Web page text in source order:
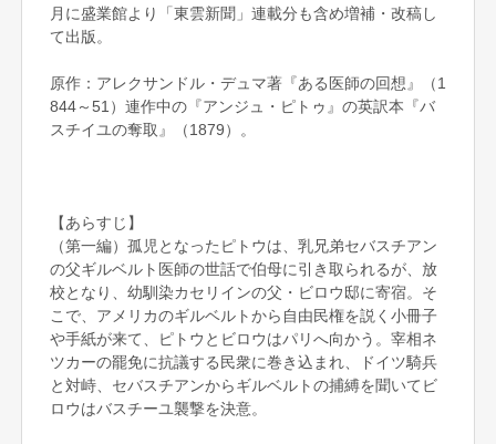
月に盛業館より「東雲新聞」連載分も含め増補・改稿し
て出版。
原作：アレクサンドル・デュマ著『ある医師の回想』（1
844～51）連作中の『アンジュ・ピトゥ』の英訳本『バ
スチイユの奪取』（1879）。
【あらすじ】
（第一編）孤児となったピトウは、乳兄弟セバスチアン
の父ギルベルト医師の世話で伯母に引き取られるが、放
校となり、幼馴染カセリインの父・ビロウ邸に寄宿。そ
こで、アメリカのギルベルトから自由民権を説く小冊子
や手紙が来て、ピトウとビロウはパリへ向かう。宰相ネ
ツカーの罷免に抗議する民衆に巻き込まれ、ドイツ騎兵
と対峙、セバスチアンからギルベルトの捕縛を聞いてビ
ロウはバスチーユ襲撃を決意。